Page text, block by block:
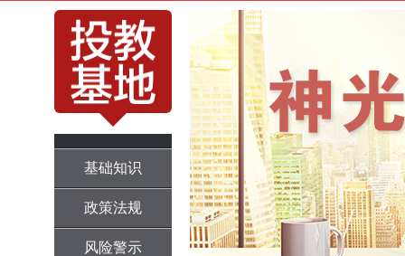
基础知识
政策法规
风险警示